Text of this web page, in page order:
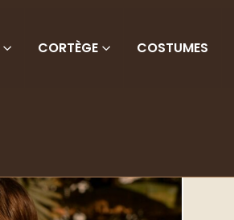
CORTÈGE COSTUMES